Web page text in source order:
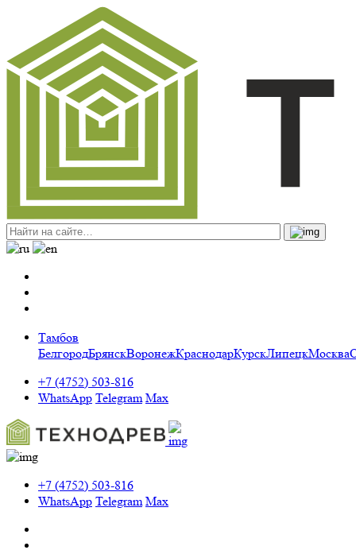
Тамбов
БелгородБрянскВоронежКраснодарКурскЛипецкМосква
+7 (4752) 503-816
WhatsApp Telegram Max
+7 (4752) 503-816
WhatsApp Telegram Max